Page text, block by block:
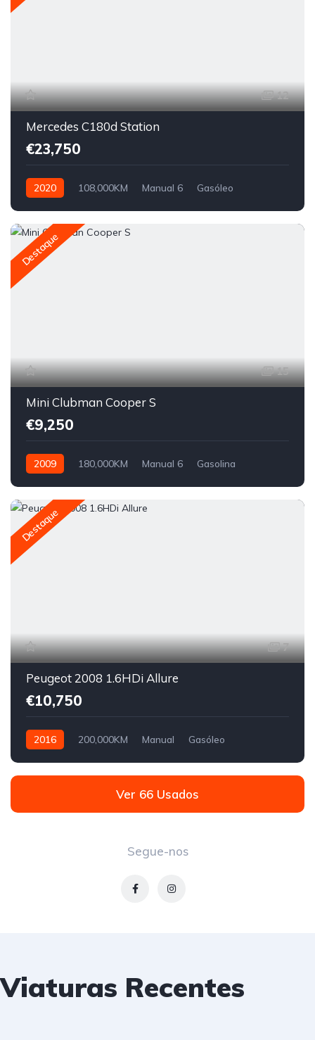
12
Mercedes C180d Station
€23,750
2020 108,000KM Manual 6
Gasóleo
Destaque
15
Mini Clubman Cooper S
€9,250
2009 180,000KM Manual 6
Gasolina
Destaque
7
Peugeot 2008 1.6HDi Allure
€10,750
2016 200,000KM Manual
Gasóleo
Segue-nos
Ver 66 Usados
Viaturas Recentes